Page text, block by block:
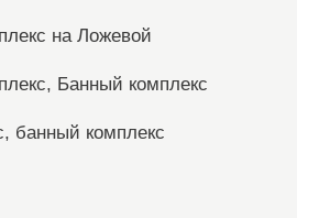
на Ложевой
Банный комплекс
банный комплекс